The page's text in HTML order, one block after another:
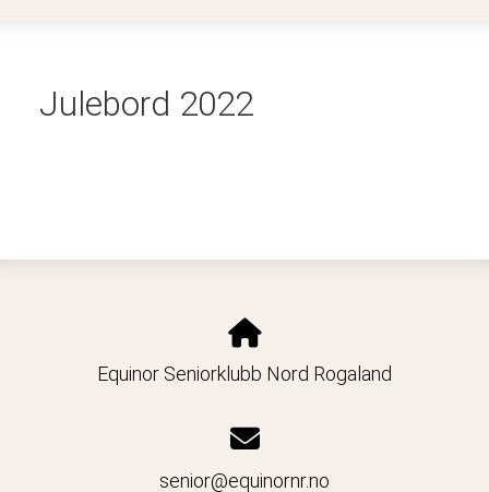
Julebord 2022
Equinor Seniorklubb Nord Rogaland
senior@equinornr.no